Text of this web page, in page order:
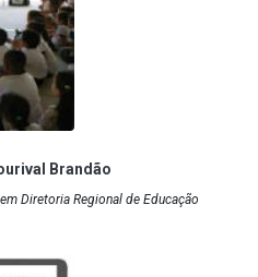
Brandão
Diretoria Regional de Educação